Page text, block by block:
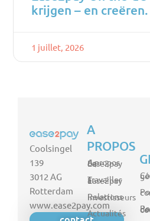
krijgen – en creëren.
1 juillet, 2026
Coolsingel
139
3012 AG
Rotterdam
www.ease2pay.com
A
PROPOS
A propos de Ease2pay
Travailler à Ease2pay
Relations investisseurs
Actualités